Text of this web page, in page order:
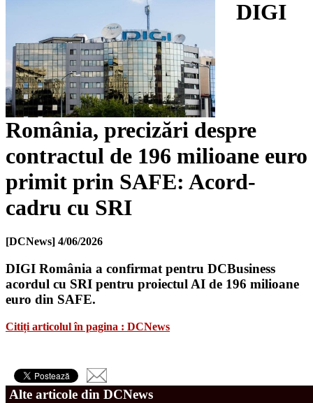
DIGI
România, precizări despre
contractul de 196 milioane euro
primit prin SAFE: Acord-
cadru cu SRI
[DCNews] 4/06/2026
DIGI România a confirmat pentru DCBusiness
acordul cu SRI pentru proiectul AI de 196 milioane
euro din SAFE.
Citiți articolul în pagina : DCNews
Alte articole din DCNews